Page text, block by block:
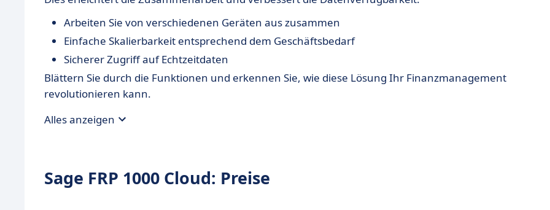
Arbeiten Sie von verschiedenen Geräten aus zusammen
Einfache Skalierbarkeit entsprechend dem Geschäftsbedarf
Sicherer Zugriff auf Echtzeitdaten
Blättern Sie durch die Funktionen und erkennen Sie, wie diese Lösung Ihr Finanzmanagement
revolutionieren kann.
Alles anzeigen
Sage FRP 1000 Cloud: Preise